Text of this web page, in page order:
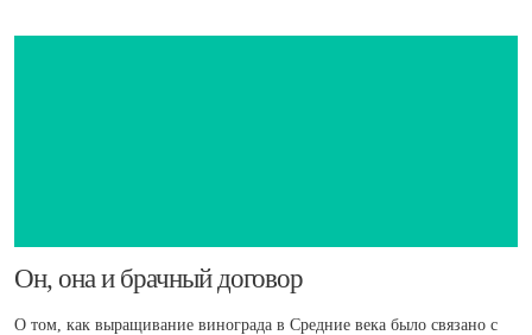
​Он, она и брачный договор
О том, как выращивание винограда в Средние века было связано с